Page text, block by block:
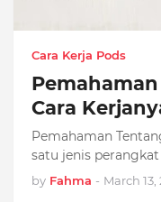
Cara Kerja Pods
Cara
Pemahaman
satu jenis
by Fahma - March 13,